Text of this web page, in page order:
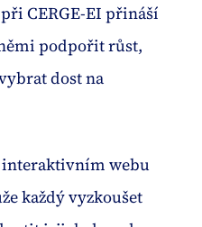
CERGE-EI přináší
podpořit růst,
dost na
interaktivním webu
každý vyzkoušet